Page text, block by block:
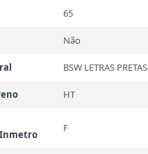
65
Não
BSW LETRAS PRETAS
HT
F